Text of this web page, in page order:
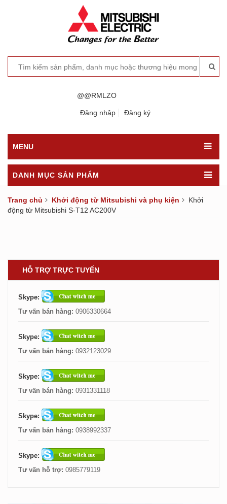
@@RMLZO
Đăng nhập Đăng ký
MENU
DANH MỤC SẢN PHẨM
Trang chủ Khởi động từ Mitsubishi và phụ kiện
Khởi
động từ Mitsubishi S-T12 AC200V
HỖ TRỢ TRỰC TUYẾN
Skype:
Tư vấn bán hàng: 0906330664
Skype:
Tư vấn bán hàng: 0932123029
Skype:
Tư vấn bán hàng: 0931331118
Skype:
Tư vấn bán hàng: 0938992337
Skype:
Tư vấn hỗ trợ: 0985779119